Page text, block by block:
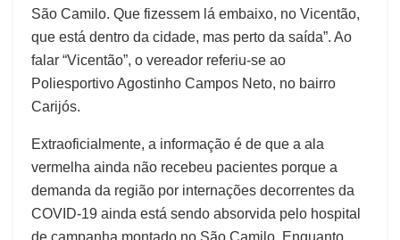
São Camilo. Que fizessem lá embaixo, no Vicentão,
que está dentro da cidade, mas perto da saída”. Ao
falar “Vicentão”, o vereador referiu-se ao
Poliesportivo Agostinho Campos Neto, no bairro
Carijós.
Extraoficialmente, a informação é de que a ala
vermelha ainda não recebeu pacientes porque a
demanda da região por internações decorrentes da
COVID-19 ainda está sendo absorvida pelo hospital
de campanha montado no São Camilo. Enquanto